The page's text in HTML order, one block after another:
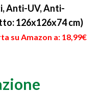
Anti-UV, Anti-
126x126x74 cm)
su Amazon a: 18,99€